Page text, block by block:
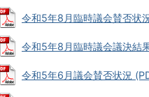
令和5年8月臨時議会賛否状
令和5年8月臨時議会議決結
令和5年6月議会賛否状況